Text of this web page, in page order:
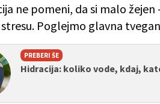
ne pomeni, da si malo
Poglejmo glavna
PREBERI ŠE
Hidracija: koliko vode, kdaj,